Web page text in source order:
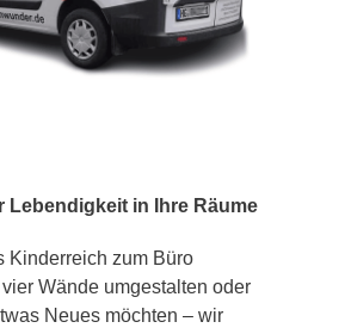
Lebendigkeit in Ihre Räume
Kinderreich zum Büro
Wände umgestalten oder
Neues möchten – wir